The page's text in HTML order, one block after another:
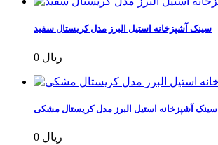
سینک آشپزخانه استیل البرز مدل کریستال سفید
0 ریال
سینک آشپزخانه استیل البرز مدل کریستال مشکی
0 ریال